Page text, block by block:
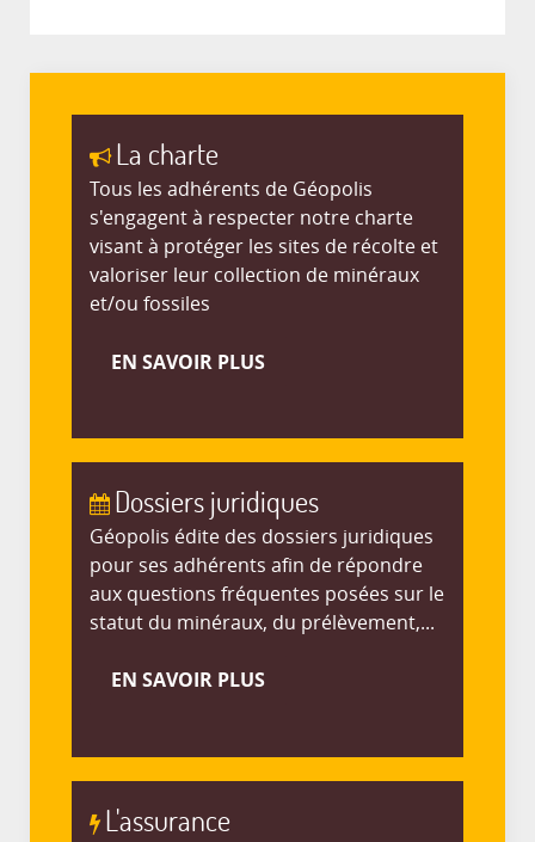
La charte
Tous les adhérents de Géopolis
s'engagent à respecter notre charte
visant à protéger les sites de récolte et
valoriser leur collection de minéraux
et/ou fossiles
EN SAVOIR PLUS
Dossiers juridiques
Géopolis édite des dossiers juridiques
pour ses adhérents afin de répondre
aux questions fréquentes posées sur le
statut du minéraux, du prélèvement,...
EN SAVOIR PLUS
L'assurance